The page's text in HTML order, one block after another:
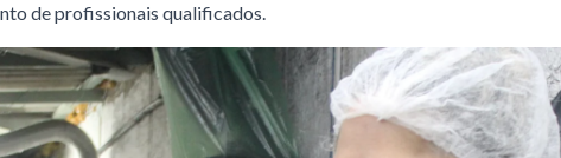
de profissionais qualificados.